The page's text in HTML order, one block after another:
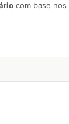
com base nos